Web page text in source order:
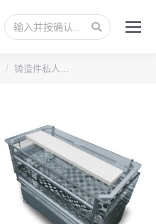
搜
索：
铸造件私人…